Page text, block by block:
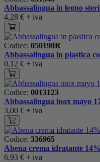
Abbassalingua in legno
4,28 € + iva
Codice: 050190R
Abbassalingua in plastica
0,12 € + iva
Codice: 0013123
Abbassalingua inox mayo
3,00 € + iva
Codice: 336965
Abena crema idratante
6,93 € + iva